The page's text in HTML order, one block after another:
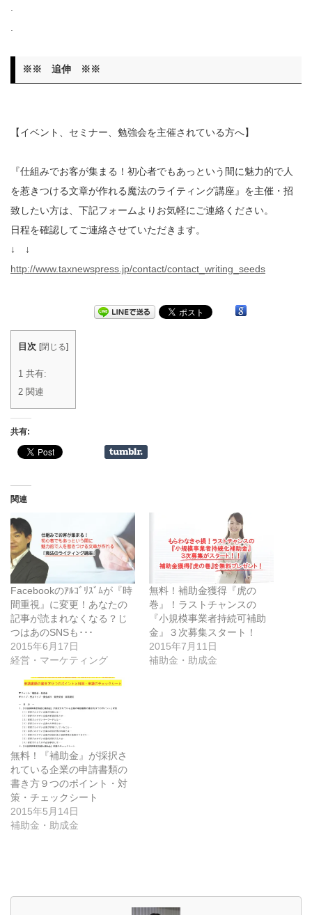
※※ 追伸 ※※
【イベント、セミナー、勉強会を主催されている方へ】
『仕組みでお客が集まる！初心者でもあっという間に魅力的で人
を惹きつける文章が作れる魔法のライティング講座』を主催・招
致したい方は、下記フォームよりお気軽にご連絡ください。
日程を確認してご連絡させていただきます。
↓ ↓
http://www.taxnewspress.jp/contact/contact_writing_seeds
目次 [閉じる]
1 共有:
2 関連
共有:
関連
Facebookのｱﾙｺﾞﾘｽﾞﾑが『時
間重視』に変更！あなたの
記事が読まれなくなる？じ
つはあのSNSも･･･
2015年6月17日
経営・マーケティング
無料！補助金獲得『虎の
巻』！ラストチャンスの
『小規模事業者持続可補助
金』３次募集スタート！
2015年7月11日
補助金・助成金
無料！『補助金』が採択さ
れている企業の申請書類の
書き方９つのポイント・対
策・チェックシート
2015年5月14日
補助金・助成金